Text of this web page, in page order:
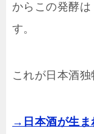
からこの発酵
す。
これが日本酒独
→日本酒が生ま